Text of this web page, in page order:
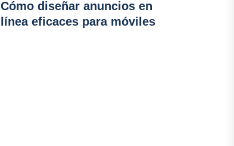
Cómo diseñar anuncios en
línea eficaces para móviles